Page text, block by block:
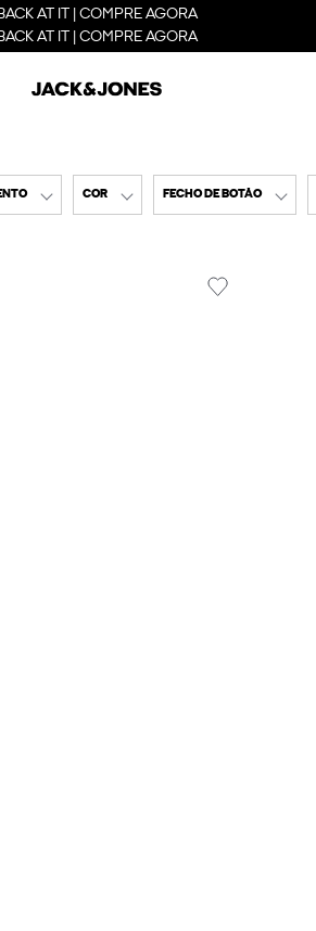
AT IT | COMPRE AGORA
AT IT | COMPRE AGORA
COR FECHO DE BOTÃO